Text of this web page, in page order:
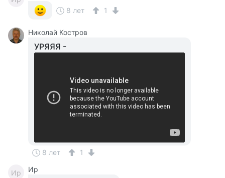
8 лет
1
Николай Костров
УРЯЯЯ -
8 лет 1
Ир Ир